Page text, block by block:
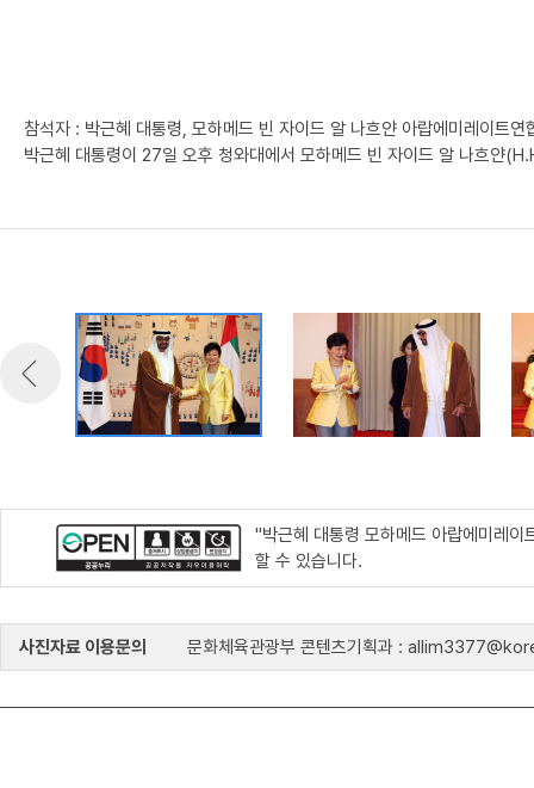
참석자 : 박근혜 대통령, 모하메드 빈 자이드 알 나흐얀 아랍에미레이트연
박근혜 대통령이 27일 오후 청와대에서 모하메드 빈 자이드 알 나흐
"박근혜 대통령 모하메드 아랍에미레
할 수 있습니다.
사진자료 이용문의 문화체육관광부 콘텐츠기획과 :